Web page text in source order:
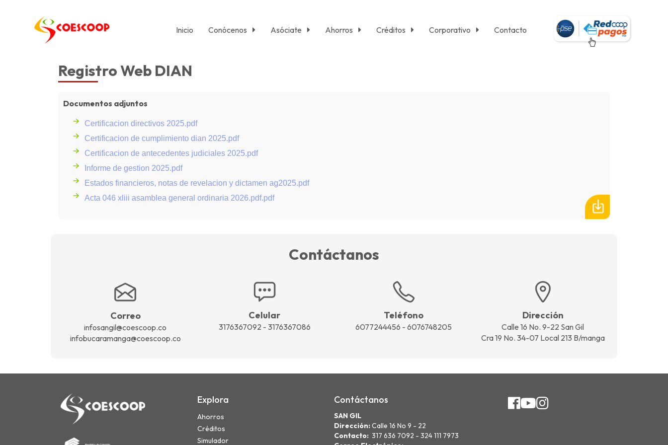
Inicio Conócenos Asóciate Ahorros Créditos Corporativo Contacto
Registro Web DIAN
Documentos adjuntos
Certificacion directivos 2025.pdf
Certificacion de cumplimiento dian 2025.pdf
Certificacion de antecedentes judiciales 2025.pdf
Informe de gestion 2025.pdf
Estados financieros, notas de revelacion y dictamen ag2025.pdf
Acta 046 xliii asamblea general ordinaria 2026.pdf.pdf
Contáctanos
Correo
infosangil@coescoop.co
infobucaramanga@coescoop.co
Celular
3176367092 - 3176367086
Teléfono
6077244456 - 6076748205
Dirección
Calle 16 No. 9-22 San Gil
Cra 19 No. 34-07 Local 213 B/manga
Explora
Ahorros
Créditos
Simulador
Contáctanos
SAN GIL
Dirección:Calle 16 No 9 - 22
Contacto: 317 636 7092 - 324 111 7973